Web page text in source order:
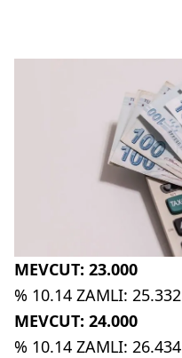
MEVCUT: 23.000
% 10.14 ZAMLI: 25.332
MEVCUT: 24.000
% 10.14 ZAMLI: 26.434